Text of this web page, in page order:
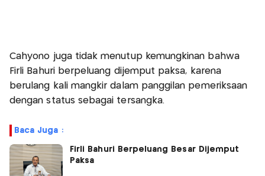
Cahyono juga tidak menutup kemungkinan bahwa
Firli Bahuri berpeluang dijemput paksa, karena
berulang kali mangkir dalam panggilan pemeriksaan
dengan status sebagai tersangka.
Baca Juga :
Firli Bahuri Berpeluang Besar Dijemput
Paksa